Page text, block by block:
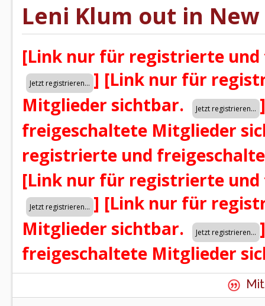
Leni Klum out in New
[Link nur für registrierte
] [Link nur für
Mitglieder sichtbar.
]
freigeschaltete Mitglieder
registrierte und
[Link nur für registrierte
] [Link nur für
Mitglieder sichtbar.
]
freigeschaltete Mitglieder